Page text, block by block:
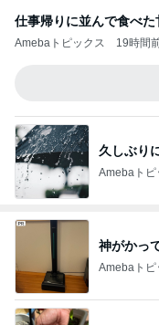
仕事帰りに並んで食べた
Amebaトピックス 19時間
久しぶり
Amebaトピ
神がかっ
Amebaトピ